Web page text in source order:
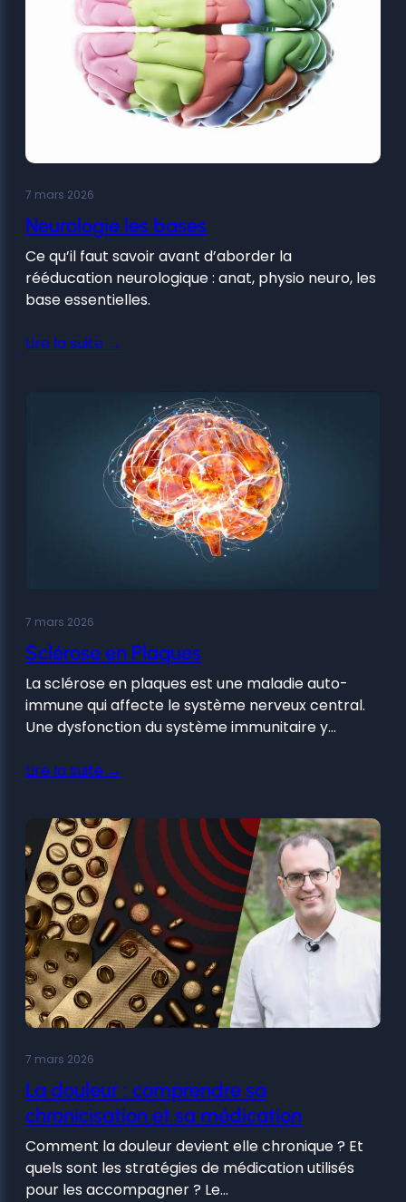
7 mars 2026
Neurologie les bases
Ce qu’il faut savoir avant d’aborder la
rééducation neurologique : anat, physio neuro, les
base essentielles.
Lire la suite →
7 mars 2026
Sclérose en Plaques
La sclérose en plaques est une maladie auto-
immune qui affecte le système nerveux central.
Une dysfonction du système immunitaire y…
Lire la suite →
7 mars 2026
La douleur : comprendre sa
chronicisation et sa médication
Comment la douleur devient elle chronique ? Et
quels sont les stratégies de médication utilisés
pour les accompagner ? Le…